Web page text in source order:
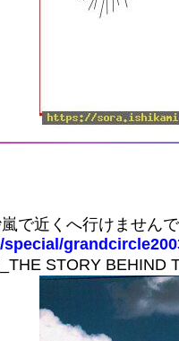
で近くへ行けませんで
STORY